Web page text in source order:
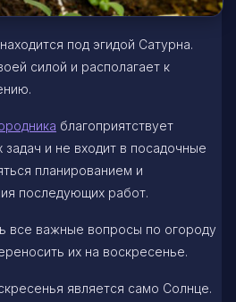
под эгидой Сатурна.
силой и располагает к
благоприятствует
и не входит в посадочные
планированием и
последующих работ.
все важные вопросы по огороду
их на воскресенье.
является само Солнце.